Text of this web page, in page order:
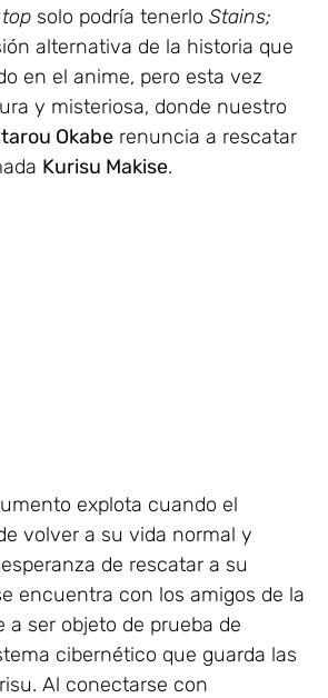
top solo podría tenerlo Stains;
alternativa de la historia que
en el anime, pero esta vez
y misteriosa, donde nuestro
Okabe renuncia a rescatar
Kurisu Makise.
explota cuando el
volver a su vida normal y
de rescatar a su
encuentra con los amigos de la
ser objeto de prueba de
cibernético que guarda las
Al conectarse con